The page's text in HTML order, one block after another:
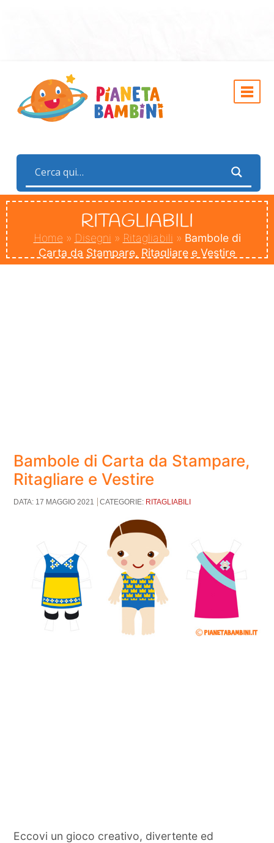
RITAGLIABILI
Home » Disegni » Ritagliabili » Bambole di
Carta da Stampare, Ritagliare e Vestire
Bambole di Carta da Stampare,
Ritagliare e Vestire
DATA: 17 MAGGIO 2021 CATEGORIE: RITAGLIABILI
Eccovi un gioco creativo, divertente ed